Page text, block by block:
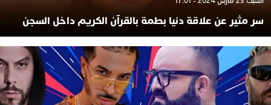
سر مثير عن علاقة دنيا بطمة بالقرآن الكريم داخل السجن